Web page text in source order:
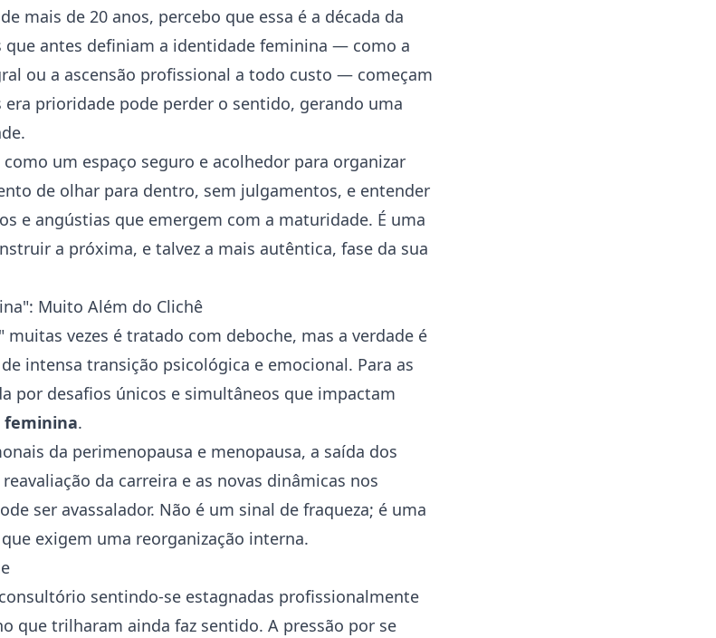
mais de 20 anos, percebo que essa é a década da
que antes definiam a identidade feminina — como a
ou a ascensão profissional a todo custo — começam
era prioridade pode perder o sentido, gerando uma
.
um espaço seguro e acolhedor para organizar
de olhar para dentro, sem julgamentos, e entender
e angústias que emergem com a maturidade. É uma
a próxima, e talvez a mais autêntica, fase da sua
Muito Além do Clichê
vezes é tratado com deboche, mas a verdade é
intensa transição psicológica e emocional. Para as
por desafios únicos e simultâneos que impactam
.
da perimenopausa e menopausa, a saída dos
reavaliação da carreira e as novas dinâmicas nos
ser avassalador. Não é um sinal de fraqueza; é uma
exigem uma reorganização interna.
sentindo-se estagnadas profissionalmente
que trilharam ainda faz sentido. A pressão por se